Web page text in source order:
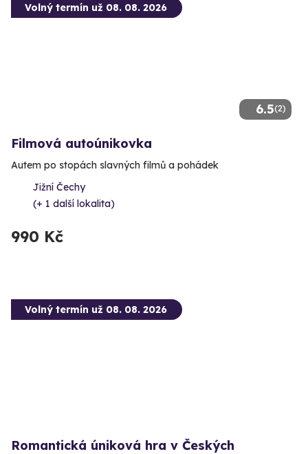
6.5(2)
Volný termín už 08. 08. 2026
Filmová autoúnikovka
Autem po stopách slavných filmů a pohádek
Jižní Čechy
(+ 1 další lokalita)
990 Kč
Volný termín už 08. 08. 2026
Romantická úniková hra v Českých